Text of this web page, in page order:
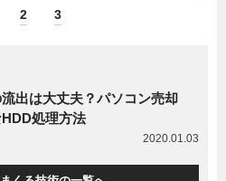
2 3
出は大丈夫？パソコン売却
処理方法
2020.01.03